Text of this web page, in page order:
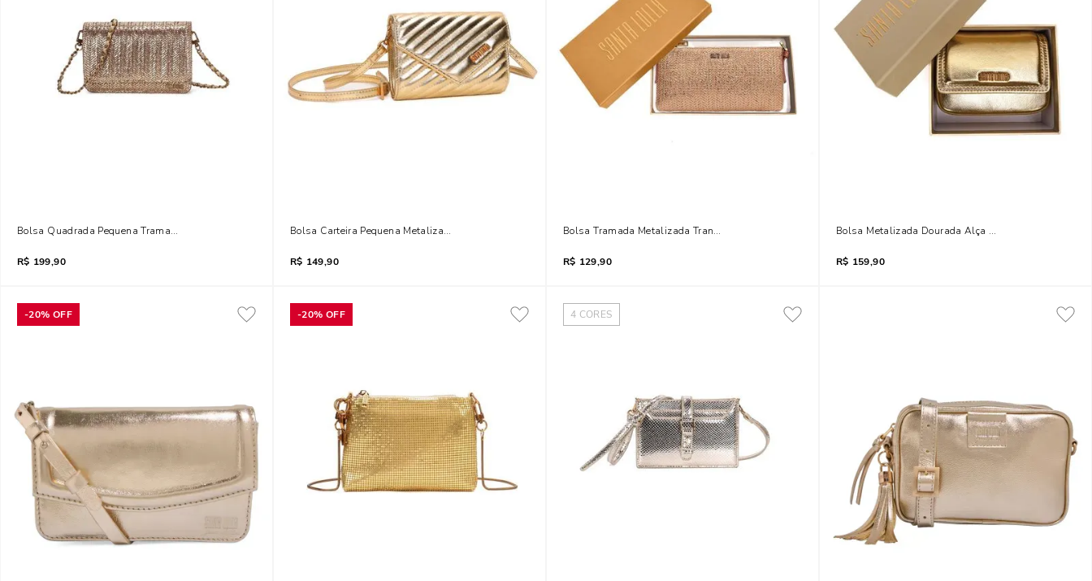
Bolsa Quadrada Pequena Tramada Dourada Transversal
R$ 199,90
Bolsa Carteira Pequena Metalizada Matelassê Dourada
R$ 149,90
Bolsa Tramada Metalizada Transversal Dourada
R$ 129,90
Bolsa Metalizada Dourada Alça De Corrente
R$ 159,90
-20% OFF -20% OFF 4 CORES